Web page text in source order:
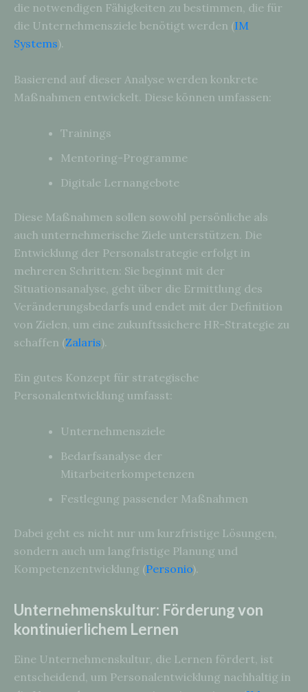
die notwendigen Fähigkeiten zu bestimmen, die für
die Unternehmensziele benötigt werden (IM
Systems).
Basierend auf dieser Analyse werden konkrete
Maßnahmen entwickelt. Diese können umfassen:
Trainings
Mentoring-Programme
Digitale Lernangebote
Diese Maßnahmen sollen sowohl persönliche als
auch unternehmerische Ziele unterstützen. Die
Entwicklung der Personalstrategie erfolgt in
mehreren Schritten: Sie beginnt mit der
Situationsanalyse, geht über die Ermittlung des
Veränderungsbedarfs und endet mit der Definition
von Zielen, um eine zukunftssichere HR-Strategie zu
schaffen (Zalaris).
Ein gutes Konzept für strategische
Personalentwicklung umfasst:
Unternehmensziele
Bedarfsanalyse der
Mitarbeiterkompetenzen
Festlegung passender Maßnahmen
Dabei geht es nicht nur um kurzfristige Lösungen,
sondern auch um langfristige Planung und
Kompetenzentwicklung (Personio).
Unternehmenskultur: Förderung von
kontinuierlichem Lernen
Eine Unternehmenskultur, die Lernen fördert, ist
entscheidend, um Personalentwicklung nachhaltig in